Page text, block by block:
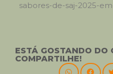
sabores-de-saj-2025-
ESTÁ GOSTANDO DO
COMPARTILHE!